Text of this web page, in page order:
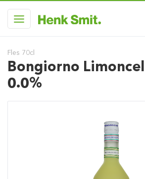
Fles 70cl
Bongiorno
0.0%